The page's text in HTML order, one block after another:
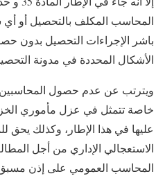
المحاسب المكلف بالتحصيل أو
باشر الإجراءات التحصيل
الأشكال المحددة في مدونة
ويترتب عن عدم حصول
خاصة تتمثل في عزل مأموري
عليها في هذا الإطار، وكذلك يحق
الاستعجالي الإداري من أجل
المحاسب العمومي على إذن